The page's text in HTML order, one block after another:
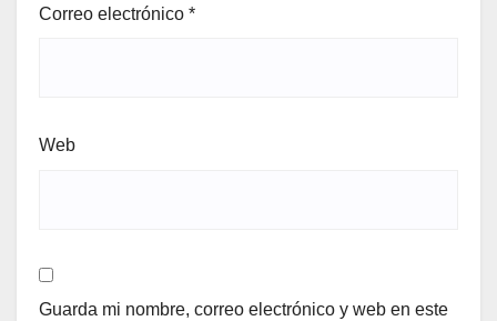
Correo electrónico *
Web
Guarda mi nombre, correo electrónico y web en este